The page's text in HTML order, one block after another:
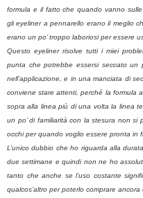
formula e il fatto che quando vanno
gli eyeliner a pennarello erano il meglio
erano un po’ troppo laboriosi per essere
Questo eyeliner risolve tutti i miei
punta che potrebbe essersi seccato
nell’applicazione, e in una manciata di
conviene stare attenti, perché la formula
sopra alla linea più di una volta la linea
un po’ di familiarità con la stesura non
occhi per quando voglio essere pronta in
L’unico dubbio che ho riguarda alla
due settimane e quindi non ne ho
tanto che anche se l’uso costante
qualcos’altro per poterlo comprare ancora